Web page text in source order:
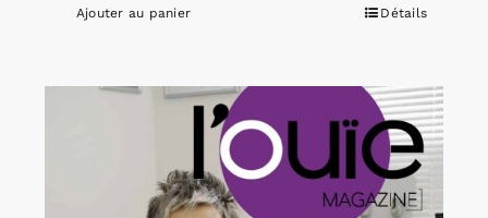
Ajouter au panier Détails